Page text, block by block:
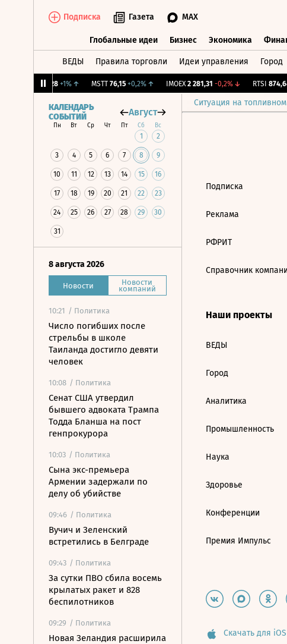
Подписка Газета MAX
Глобальные идеи Бизнес Экономика
ВЕДЫ Правила торговли Идеи управления Город
41,28 +1%↑ MSTT 76,15 +0,2%↑ IMOEX 2 281,31 -0,2%↓ RTSI 874,64
Ситуация на
КАЛЕНДАРЬ
СОБЫТИЙ
Август
Пн Вт Ср Чт Пт Сб Вс
1 2
3 4 5 6 7 8 9
10 11 12 13 14 15 16
17 18 19 20 21 22 23
24 25 26 27 28 29 30
31
8 августа 2026
Новости Новости
компаний
10:21 / Политика
Число погибших после
стрельбы в школе
Таиланда достигло девяти
человек
10:08 / Политика
Сенат США утвердил
бывшего адвоката Трампа
Тодда Бланша на пост
генпрокурора
10:03 / Политика
Сына экс-премьера
Армении задержали по
делу об убийстве
09:46 / Политика
Вучич и Зеленский
встретились в Белграде
09:43 / Политика
За сутки ПВО сбила восемь
крылатых ракет и 828
беспилотников
09:29 / Политика
Новая Зеландия расширила
Подписка
Реклама
РФРИТ
Справочник
Наши проекты
ВЕДЫ
Город
Аналитика
Промышленность
Наука
Здоровье
Конференции
Премия Импульс
Скачать для iOS